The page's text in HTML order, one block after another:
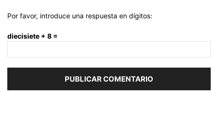
Por favor, introduce una respuesta en dígitos:
diecisiete + 8 =